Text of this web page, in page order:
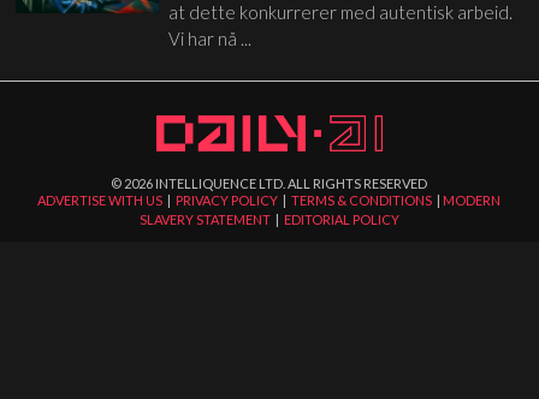
at dette konkurrerer med autentisk arbeid.
Vi har nå ...
© 2026 INTELLIQUENCE LTD. ALL RIGHTS RESERVED
ADVERTISE WITH US | PRIVACY POLICY |TERMS & CONDITIONS | MODERN
SLAVERY STATEMENT| EDITORIAL POLICY